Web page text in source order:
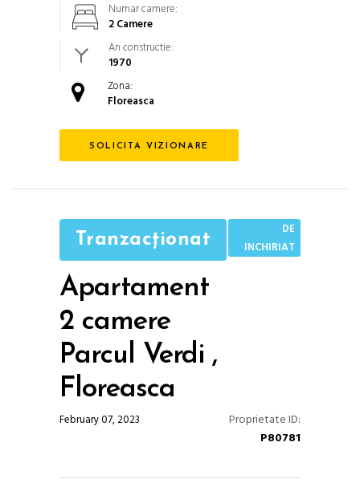
Numar camere:
2 Camere
An constructie:
1970
Zona:
Floreasca
SOLICITA VIZIONARE
Tranzacționat
Apartament
2 camere
Parcul Verdi ,
Floreasca
DE
INCHIRIAT
February 07, 2023
Proprietate ID:
P80781